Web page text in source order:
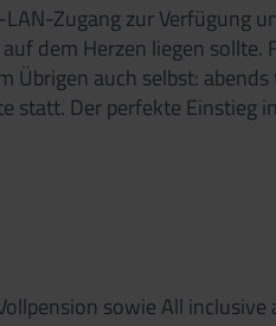
Zugang zur Verfügung
dem Herzen liegen sollte.
Übrigen auch selbst:
statt. Der perfekte Einstieg
sowie All